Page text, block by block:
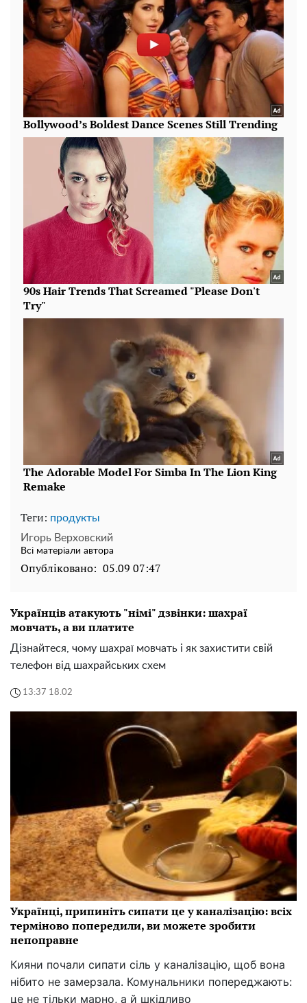
Теги: продукты
Игорь Верховский
Всі матеріали автора
Опубліковано: 05.09 07:47
Українців атакують "німі" дзвінки: шахраї
мовчать, а ви платите
Дізнайтеся, чому шахраї мовчать і як захистити свій
телефон від шахрайських схем
13:37 18.02
Українці, припиніть сипати це у каналізацію: всіх
терміново попередили, ви можете зробити
непоправне
Кияни почали сипати сіль у каналізацію, щоб вона
нібито не замерзала. Комунальники попереджають:
це не тільки марно, а й шкідливо